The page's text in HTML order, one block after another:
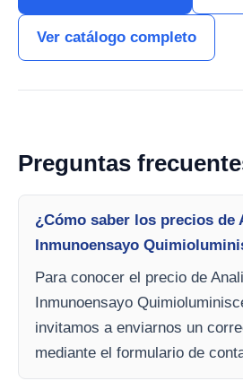
Ver catálogo completo
Preguntas
¿Cómo saber los precios de
Inmunoensayo
Para conocer el precio de
Inmunoensayo
invitamos a enviarnos un
mediante el formulario de